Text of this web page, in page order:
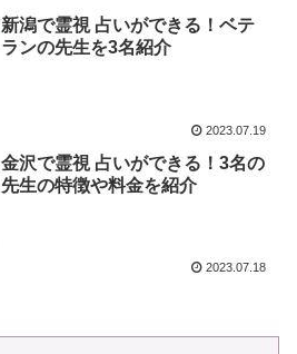
新潟で霊視 占いができる！ベテ
ランの先生を3名紹介
2023.07.19
金沢で霊視 占いができる！3名の
先生の特徴や料金を紹介
2023.07.18